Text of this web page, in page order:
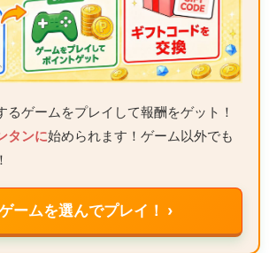
るゲームをプレイして報酬をゲット！
タンに始められます！ゲーム以外でも
ームを選んでプレイ！ ›